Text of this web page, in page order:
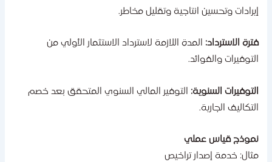
وتحسين انتاجية وتقليل مخاطر.
الاسترداد:المدة اللازمة لاسترداد الاستثمار الأولي من
والفوائد.
السنوية:التوفير المالي السنوي المتحقق بعد خصم
الجارية.
قياس عملي
خدمة إصدار تراخيص